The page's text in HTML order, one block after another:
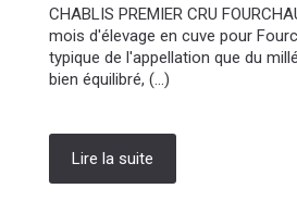
CHABLIS PREMIER CRU
mois d'élevage en cuve pour
typique de l'appellation que du
bien équilibré, (...)
Lire la suite